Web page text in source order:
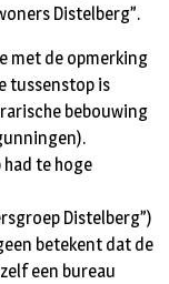
Distelberg”.
met de opmerking
tussenstop is
bebouwing
te hoge
Distelberg”)
betekent dat de
een bureau